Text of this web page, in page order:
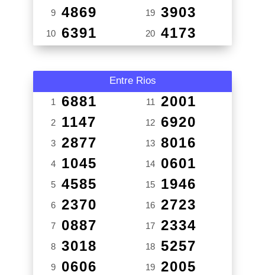
9 4869
10 6391
19 3903
20 4173
Entre Rios
1 6881
2 1147
3 2877
4 1045
5 4585
6 2370
7 0887
8 3018
9 0606
11 2001
12 6920
13 8016
14 0601
15 1946
16 2723
17 2334
18 5257
19 2005